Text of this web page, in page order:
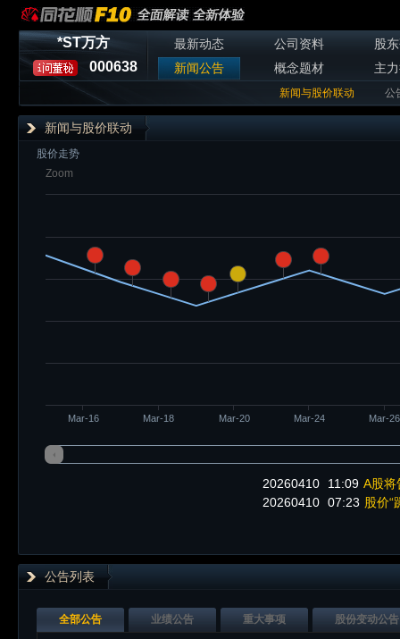
*ST万方
000638
最新动态 公司资料
股
新闻公告
概念题材 主
新闻与股价联动 公
新闻与股价联动
股价走势
Zoom
Mar-16 Mar-18 Mar-20 Mar-24 Mar-26
20260410 11:09 A股将
20260410 07:23 股价“
公告列表
全部公告 业绩公告 重大事项 股份变动公告